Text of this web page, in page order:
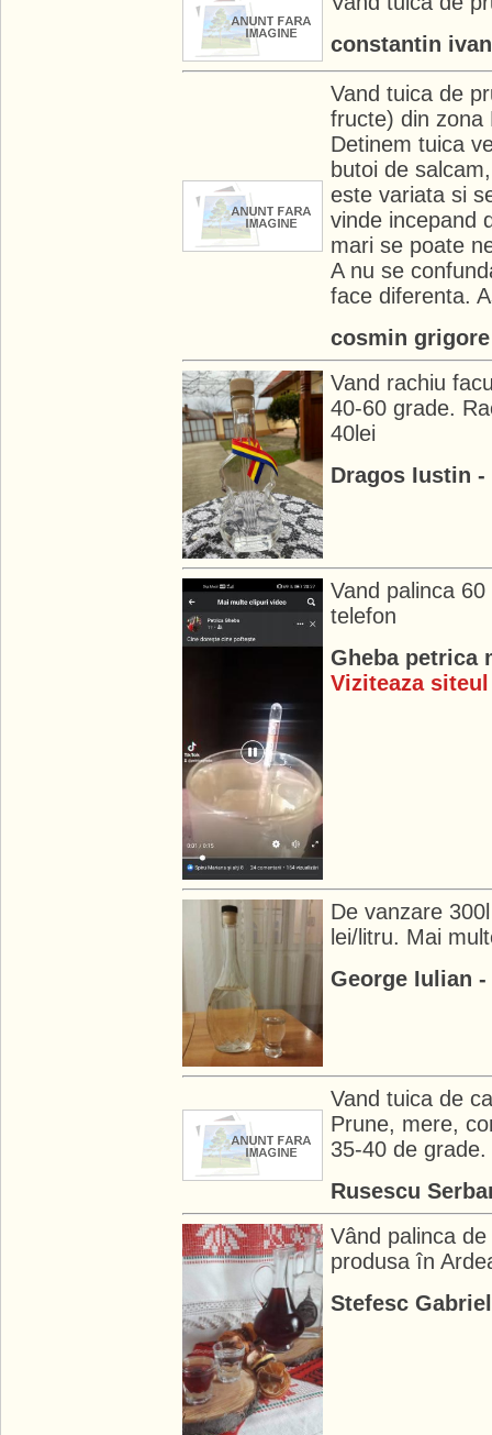
constantin
Vand tuica de
fructe) din zona
Detinem tuica
butoi de
este variata si
vinde incepand
mari se poate
A nu se
face diferenta.
cosmin grigore
Vand rachiu
40-60 grade.
40lei
Dragos Iustin -
Vand palinca
telefon
Gheba petrica
Viziteaza siteul
De vanzare
lei/litru. Mai
George Iulian -
Vand tuica de
Prune, mere,
35-40 de
Rusescu
Vând palinca
produsa în
Stefesc